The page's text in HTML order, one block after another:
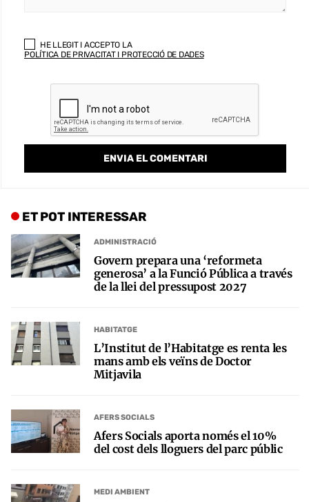
HE LLEGIT I ACCEPTO LA
POLÍTICA DE PRIVACITAT I PROTECCIÓ DE DADES
ET POT INTERESSAR
ADMINISTRACIÓ
Govern prepara una ‘reformeta
generosa’ a la Funció Pública a través
de la llei del pressupost 2027
HABITATGE
L’Institut de l’Habitatge es renta les
mans amb els veïns de Doctor
Mitjavila
AFERS SOCIALS
Afers Socials aporta només el 10%
del cost dels lloguers del parc públic
MEDI AMBIENT